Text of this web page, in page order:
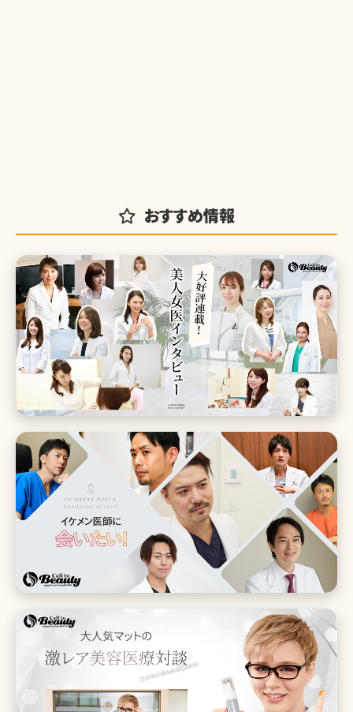
おすすめ情報